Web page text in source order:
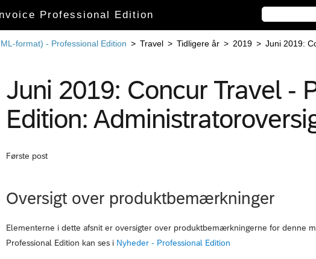
Professional Edition
format) - Professional Edition > Travel > Tidligere år > 2019 > Juni 2019:
Juni 2019: Concur Travel -
Edition:
Første post
Oversigt over produktbemærkninger
Elementerne i dette afsnit er oversigter over produktbemærkningerne for denne
Professional Edition kan ses i Nyheder - Professional Edition